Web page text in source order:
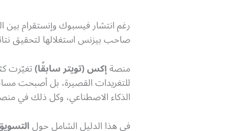
رغم انتشار فيسبوك وإنستقرام
صاحب بيزنس استغلالها لتحقيق
منصةإكس (تويتر سابقًا)تغيّرت
للتغريدات القصيرة، بل أصبحت
الذكاء الاصطناعي، وكل ذلك في
في هذا الدليل الشامل حول